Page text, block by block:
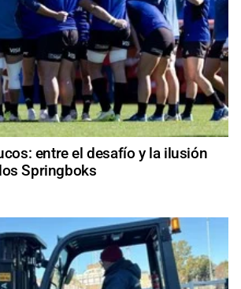
entre el desafío y la ilusión
Springboks